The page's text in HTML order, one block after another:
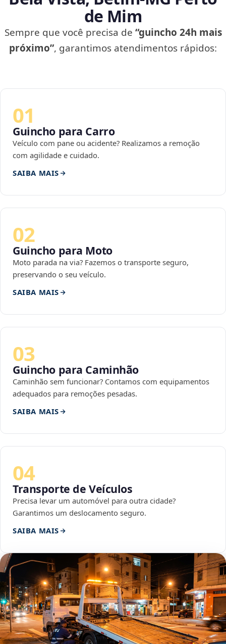
de Mim
Sempre que você precisa de “guincho 24h mais
próximo”, garantimos atendimentos rápidos:
01
Guincho para Carro
Veículo com pane ou acidente? Realizamos a remoção
com agilidade e cuidado.
SAIBA MAIS
02
Guincho para Moto
Moto parada na via? Fazemos o transporte seguro,
preservando o seu veículo.
SAIBA MAIS
03
Guincho para Caminhão
Caminhão sem funcionar? Contamos com equipamentos
adequados para remoções pesadas.
SAIBA MAIS
04
Transporte de Veículos
Precisa levar um automóvel para outra cidade?
Garantimos um deslocamento seguro.
SAIBA MAIS